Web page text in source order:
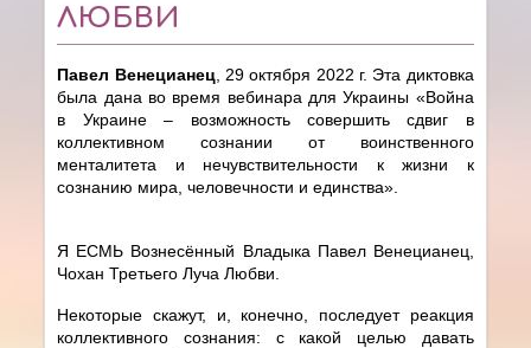
ЛЮБВИ
Павел Венецианец, 29 октября 2022 г. Эта диктовка
была дана во время вебинара для Украины «Война
в Украине – возможность совершить сдвиг в
коллективном сознании от воинственного
менталитета и нечувствительности к жизни к
сознанию мира, человечности и единства».
Я ЕСМЬ Вознесённый Владыка Павел Венецианец,
Чохан Третьего Луча Любви.
Некоторые скажут, и, конечно, последует реакция
коллективного сознания: с какой целью давать